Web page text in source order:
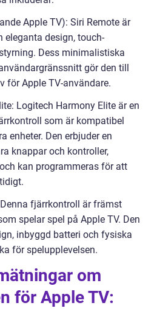
Apple TV): Siri Remote är
eleganta design, touch-
Dess minimalistiska
gör den till
för Apple TV-användare.
Logitech Harmony Elite är en
som är kompatibel
enheter. Den erbjuder en
knappar och kontroller,
kan programmeras för att
fjärrkontroll är främst
spelar spel på Apple TV. Den
inbyggd batteri och fysiska
för spelupplevelsen.
om
för Apple TV: